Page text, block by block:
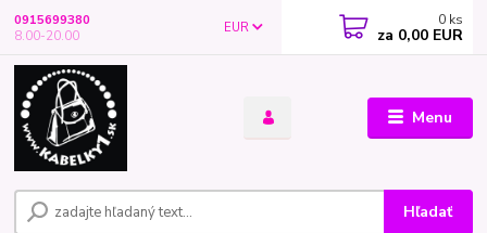
Menu
EUR
Hľadať
0915699380
8.00-20.00
0 ks
za 0,00 EUR